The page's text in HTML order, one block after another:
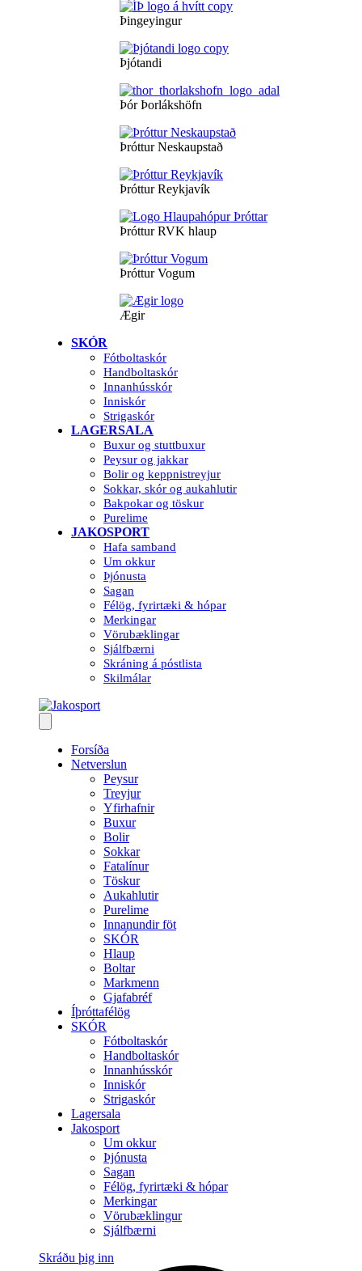
Þingeyingur
Þjótandi
Þór Þorlákshöfn
Þróttur Neskaupstað
Þróttur Reykjavík
Þróttur RVK hlaup
Þróttur Vogum
Ægir
SKÓR
Fótboltaskór
Handboltaskór
Innanhússkór
Inniskór
Strigaskór
LAGERSALA
Buxur og stuttbuxur
Peysur og jakkar
Bolir og keppnistreyjur
Sokkar, skór og aukahlutir
Bakpokar og töskur
Purelime
JAKOSPORT
Hafa samband
Um okkur
Þjónusta
Sagan
Félög, fyrirtæki & hópar
Merkingar
Vörubæklingar
Sjálfbærni
Skráning á póstlista
Skilmálar
Forsíða
Netverslun
Peysur
Treyjur
Yfirhafnir
Buxur
Bolir
Sokkar
Fatalínur
Töskur
Aukahlutir
Purelime
Innanundir föt
SKÓR
Hlaup
Boltar
Markmenn
Gjafabréf
Íþróttafélög
SKÓR
Fótboltaskór
Handboltaskór
Innanhússkór
Inniskór
Strigaskór
Lagersala
Jakosport
Um okkur
Þjónusta
Sagan
Félög, fyrirtæki & hópar
Merkingar
Vörubæklingur
Sjálfbærni
Skráðu þig inn